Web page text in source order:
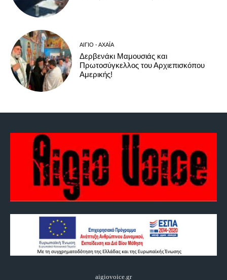
ΑΊΓΙΟ - ΑΧΑΪ́Α
Δερβενάκι Μαμουσιάς και
Πρωτοσύγκελλος του Αρχιεπισκόπου
Αμερικής!
aigiovoice.gr